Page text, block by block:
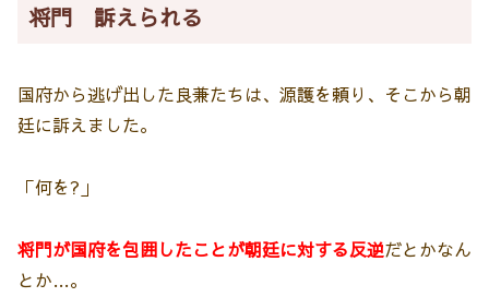
将門 訴えられる
国府から逃げ出した良兼たちは、源護を頼り、そこから朝
廷に訴えました。
「何を?」
将門が国府を包囲したことが朝廷に対する反逆だとかなん
とか…。